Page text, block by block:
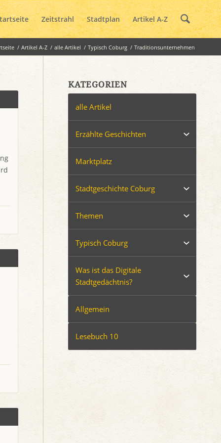
Zeitstrahl Stadtplan Artikel A-Z
/ Artikel A-Z / alle Artikel / Typisch Coburg / Traditionsunternehmen
KATEGORIEN
alle Artikel
Erzählte Geschichten
Marktplatz
Stadtgeschichte Coburg
Themen
Typisch Coburg
Was ist das Digitale
Stadtgedächtnis?
Allgemein
Lesebuch 10